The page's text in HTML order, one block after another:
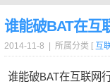
谁能破BAT在互
2014-11-8 | 所属分类 [ 互
谁能破BAT在互联网